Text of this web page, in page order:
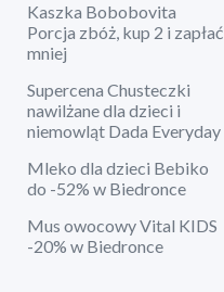
Kaszka Bobobovita
Porcja zbóż, kup 2 i zapłać
mniej
Supercena Chusteczki
nawilżane dla dzieci i
niemowląt Dada Everyday
Mleko dla dzieci Bebiko
do -52% w Biedronce
Mus owocowy Vital KIDS
-20% w Biedronce